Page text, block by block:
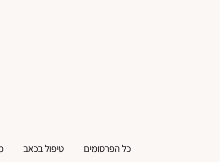
כל הפרסומים טיפול בכאב